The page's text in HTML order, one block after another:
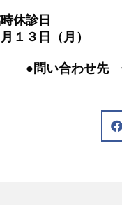
休診日
３日（月）
●問い合わせ先